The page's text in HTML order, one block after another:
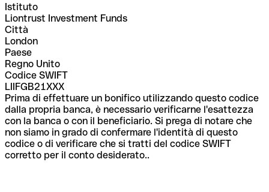
Istituto
Liontrust Investment Funds
Città
London
Paese
Regno Unito
Codice SWIFT
LIIFGB21XXX
Prima di effettuare un bonifico utilizzando questo codice
dalla propria banca, è necessario verificarne l'esattezza
con la banca o con il beneficiario. Si prega di notare che
non siamo in grado di confermare l'identità di questo
codice o di verificare che si tratti del codice SWIFT
corretto per il conto desiderato..